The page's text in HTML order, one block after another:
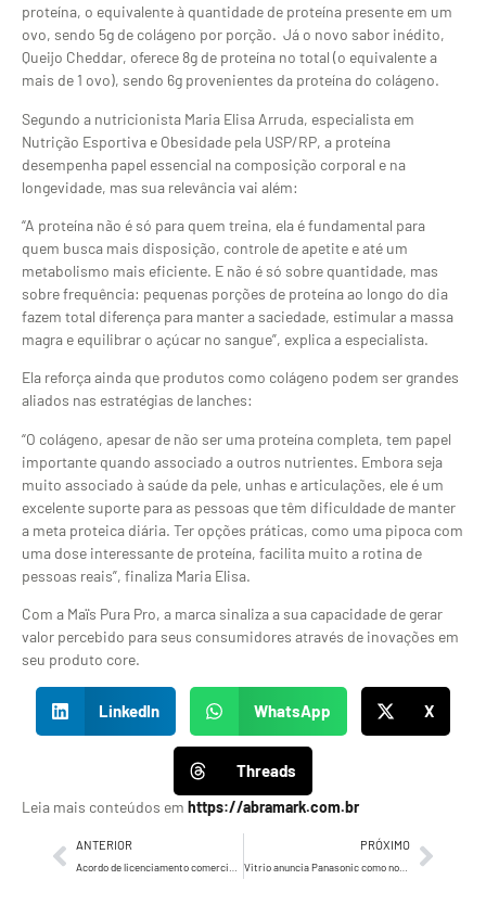
proteína, o equivalente à quantidade de proteína presente em um
ovo, sendo 5g de colágeno por porção. Já o novo sabor inédito,
Queijo Cheddar, oferece 8g de proteína no total (o equivalente a
mais de 1 ovo), sendo 6g provenientes da proteína do colágeno.
Segundo a nutricionista Maria Elisa Arruda, especialista em
Nutrição Esportiva e Obesidade pela USP/RP, a proteína
desempenha papel essencial na composição corporal e na
longevidade, mas sua relevância vai além:
“A proteína não é só para quem treina, ela é fundamental para
quem busca mais disposição, controle de apetite e até um
metabolismo mais eficiente. E não é só sobre quantidade, mas
sobre frequência: pequenas porções de proteína ao longo do dia
fazem total diferença para manter a saciedade, estimular a massa
magra e equilibrar o açúcar no sangue”, explica a especialista.
Ela reforça ainda que produtos como colágeno podem ser grandes
aliados nas estratégias de lanches:
“O colágeno, apesar de não ser uma proteína completa, tem papel
importante quando associado a outros nutrientes. Embora seja
muito associado à saúde da pele, unhas e articulações, ele é um
excelente suporte para as pessoas que têm dificuldade de manter
a meta proteica diária. Ter opções práticas, como uma pipoca com
uma dose interessante de proteína, facilita muito a rotina de
pessoas reais”, finaliza Maria Elisa.
Com a Maïs Pura Pro, a marca sinaliza a sua capacidade de gerar
valor percebido para seus consumidores através de inovações em
seu produto core.
LinkedIn WhatsApp X
Threads
Leia mais conteúdos em https://abramark.com.br
ANTERIOR PRÓXIMO
Vitrio anuncia Panasonic como novo cliente e consolida liderança em Dados, Performance e Inteligência de Negócios